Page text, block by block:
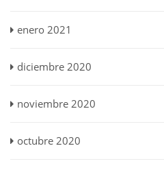
enero 2021
diciembre 2020
noviembre 2020
octubre 2020